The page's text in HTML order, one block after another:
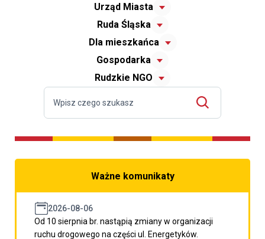
Urząd Miasta
Ruda Śląska
Dla mieszkańca
Gospodarka
Rudzkie NGO
Ważne komunikaty
2026-08-06
Od 10 sierpnia br. nastąpią zmiany w organizacji
ruchu drogowego na części ul. Energetyków.